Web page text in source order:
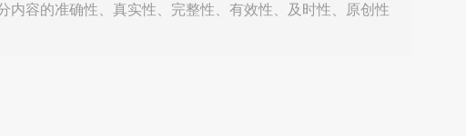
容的准确性、真实性、完整性、有效性、及时性、原创性